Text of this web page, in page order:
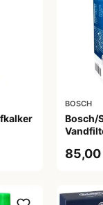
BOSCH
Bosch/
85,00